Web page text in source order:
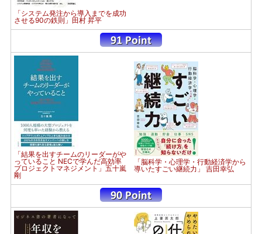
「システム発注から導入までを成功
させる90の鉄則」田村 昇平
「結果を出すチームのリーダーがや
っていること NECで学んだ高効率
プロジェクトマネジメント」五十嵐
剛
「脳科学・心理学・行動経済学から
導いたすごい継続力」 吉田幸弘